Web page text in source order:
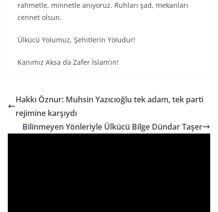
rahmetle, minnetle anıyoruz. Ruhları şad, mekanları
cennet olsun.
Ülkücü Yolumuz, Şehitlerin Yoludur!
Kanımız Aksa da Zafer İslam’ın!
Hakkı Öznur: Muhsin Yazıcıoğlu tek adam, tek parti
rejimine karşıydı
Bilinmeyen Yönleriyle Ülkücü Bilge Dündar Taşer